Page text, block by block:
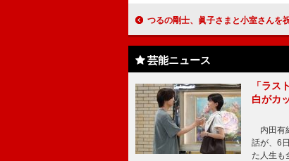
つるの剛士、眞子さまと小室さんを祝福 “藤沢つながり”「『
芸能ニュース
「ラス
白がカ
内田有
話が、6
た人生も